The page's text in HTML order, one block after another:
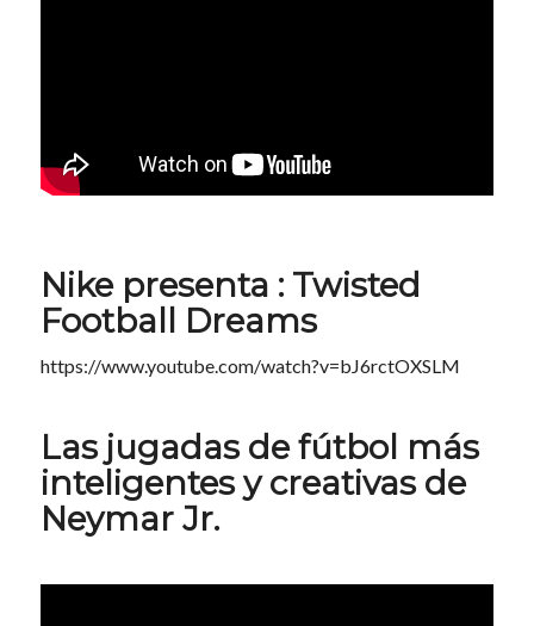
Nike presenta : Twisted
Football Dreams
https://www.youtube.com/watch?v=bJ6rctOXSLM
Las jugadas de fútbol más
inteligentes y creativas de
Neymar Jr.